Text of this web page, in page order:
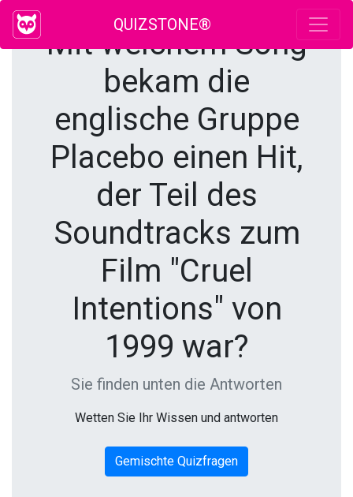
QUIZSTONE®
Mit welchem ​​Song
bekam die
englische Gruppe
Placebo einen Hit,
der Teil des
Soundtracks zum
Film "Cruel
Intentions" von
1999 war?
Sie finden unten die Antworten
Wetten Sie Ihr Wissen und antworten
Gemischte Quizfragen